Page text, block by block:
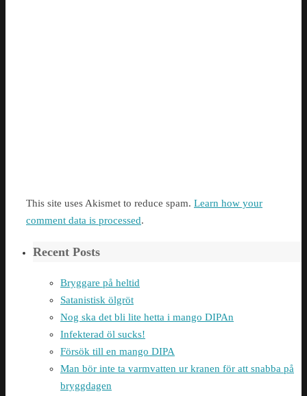
This site uses Akismet to reduce spam. Learn how your
comment data is processed.
Recent Posts
Bryggare på heltid
Satanistisk ölgröt
Nog ska det bli lite hetta i mango DIPAn
Infekterad öl sucks!
Försök till en mango DIPA
Man bör inte ta varmvatten ur kranen för att snabba på
bryggdagen